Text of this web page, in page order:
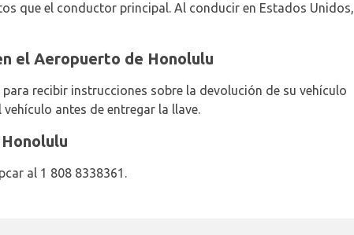
que el conductor principal. Al conducir en Estados Unidos,
el Aeropuerto de Honolulu
recibir instrucciones sobre la devolución de su vehículo
antes de entregar la llave.
al 1 808 8338361.